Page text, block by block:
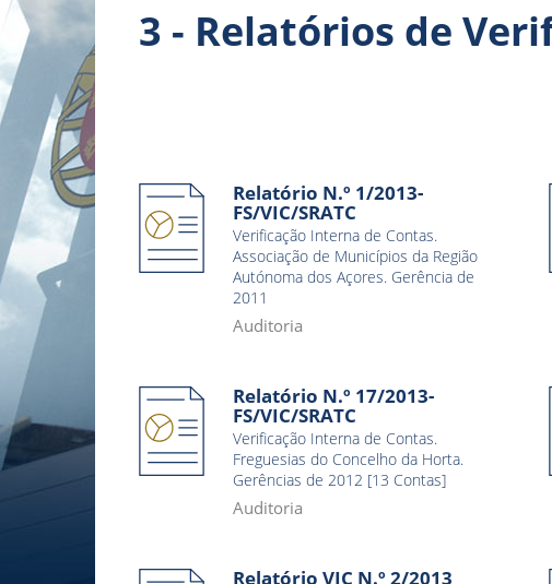
3 - Relatórios de
Relatório N.º 1/2013-
FS/VIC/SRATC
Verificação Interna de Contas.
Associação de Municípios da Região
Autónoma dos Açores. Gerência de
2011
Auditoria
Relatório N.º 17/2013-
FS/VIC/SRATC
Verificação Interna de Contas.
Freguesias do Concelho da Horta.
Gerências de 2012 [13 Contas]
Auditoria
Relatório VIC N.º 2/2013